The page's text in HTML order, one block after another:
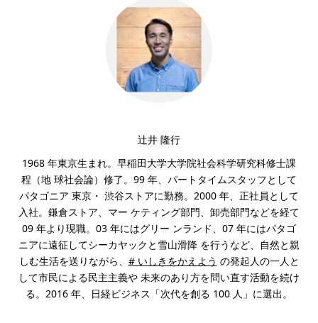
辻井 隆行
1968 年東京生まれ。早稲田大学大学院社会科学研究科修士課
程（地 球社会論）修了。99 年、パートタイムスタッフとして
パタゴニア 東京・ 渋谷ストアに勤務。2000 年、正社員として
入社。鎌倉ストア、マー ケティング部門、卸売部門などを経て
09 年より現職。03 年にはグリー ンランド、07 年にはパタゴ
ニアに遠征してシーカヤックと雪山滑降 を行うなど、自然と親
しむ生活を送りながら、 # いしきをかえよう の発起人の一人と
して市民による民主主義や 未来のあり方を問い直す活動を続け
る。2016 年、日経ビジネス「次代を創る 100 人」に選出。